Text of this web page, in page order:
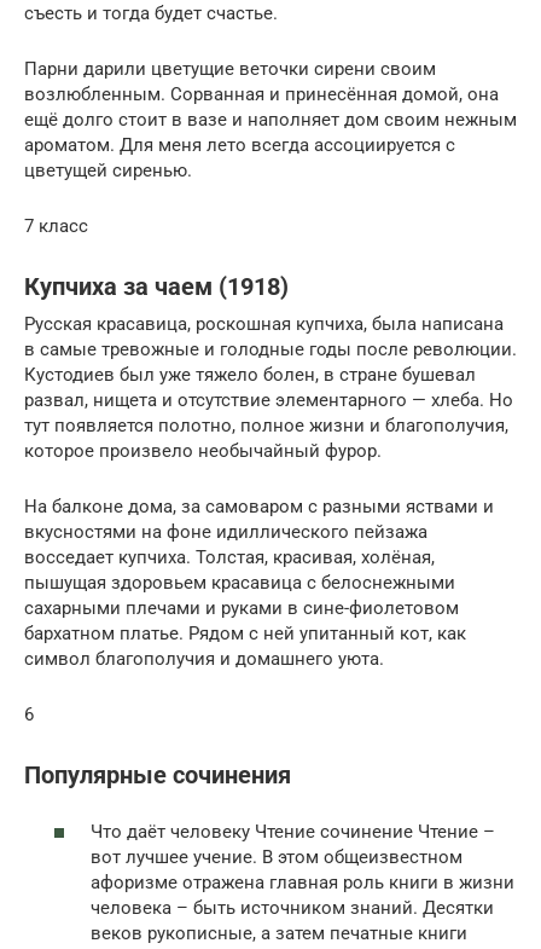
съесть и тогда будет счастье.
Парни дарили цветущие веточки сирени своим
возлюбленным. Сорванная и принесённая домой, она
ещё долго стоит в вазе и наполняет дом своим нежным
ароматом. Для меня лето всегда ассоциируется с
цветущей сиренью.
7 класс
Купчиха за чаем (1918)
Русская красавица, роскошная купчиха, была написана
в самые тревожные и голодные годы после революции.
Кустодиев был уже тяжело болен, в стране бушевал
развал, нищета и отсутствие элементарного — хлеба. Но
тут появляется полотно, полное жизни и благополучия,
которое произвело необычайный фурор.
На балконе дома, за самоваром с разными яствами и
вкусностями на фоне идиллического пейзажа
восседает купчиха. Толстая, красивая, холёная,
пышущая здоровьем красавица с белоснежными
сахарными плечами и руками в сине-фиолетовом
бархатном платье. Рядом с ней упитанный кот, как
символ благополучия и домашнего уюта.
6
Популярные сочинения
Что даёт человеку Чтение сочинение Чтение –
вот лучшее учение. В этом общеизвестном
афоризме отражена главная роль книги в жизни
человека – быть источником знаний. Десятки
веков рукописные, а затем печатные книги